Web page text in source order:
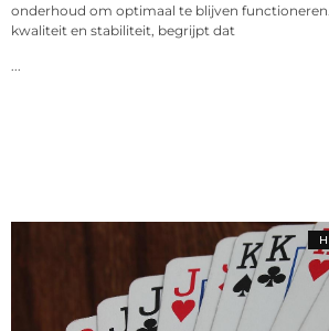
onderhoud om optimaal te blijven
kwaliteit en stabiliteit, begrijpt dat
...